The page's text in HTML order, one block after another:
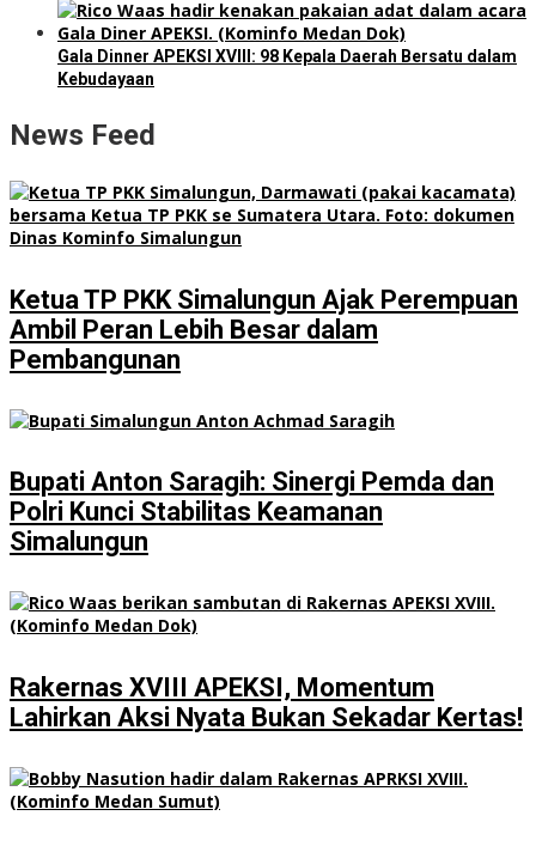
Gala Dinner APEKSI XVIII: 98 Kepala Daerah Bersatu dalam
Kebudayaan
News Feed
Ketua TP PKK Simalungun Ajak Perempuan
Ambil Peran Lebih Besar dalam
Pembangunan
Bupati Anton Saragih: Sinergi Pemda dan
Polri Kunci Stabilitas Keamanan
Simalungun
Rakernas XVIII APEKSI, Momentum
Lahirkan Aksi Nyata Bukan Sekadar Kertas!